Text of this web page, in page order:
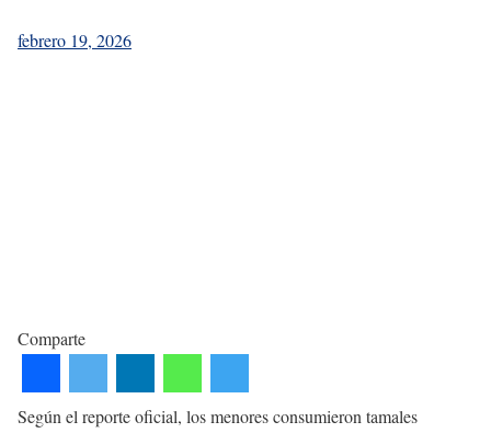
febrero 19, 2026
Comparte
Según el reporte oficial, los menores consumieron tamales